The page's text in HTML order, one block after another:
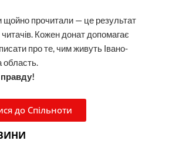
щойно прочитали — це результат
Кожен донат допомагає
про те, чим живуть Івано-
область.
правду!
до Спільноти